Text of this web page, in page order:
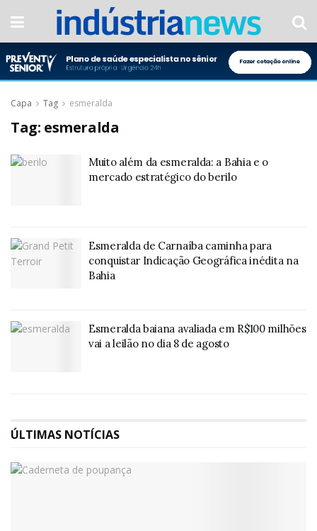
Capa Tag esmeralda
Tag: esmeralda
Muito além da esmeralda: a Bahia e o
mercado estratégico do berilo
Esmeralda de Carnaíba caminha para
conquistar Indicação Geográfica inédita na
Bahia
Esmeralda baiana avaliada em R$100 milhões
vai a leilão no dia 8 de agosto
ÚLTIMAS NOTÍCIAS